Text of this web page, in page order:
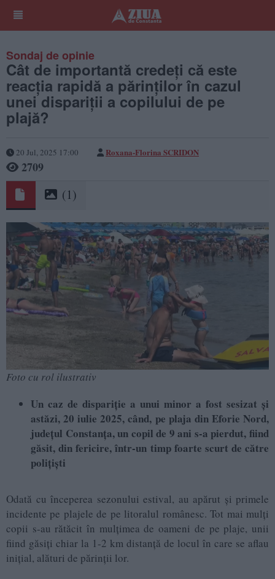
Sondaj de opinie
Cât de importantă credeți că este
reacția rapidă a părinților în cazul
unei dispariții a copilului de pe
plajă?
20 Jul, 2025 17:00 Roxana-Florina SCRIDON
2709
(1)
Foto cu rol ilustrativ
Un caz de dispariție a unui minor a fost sesizat și
astăzi, 20 iulie 2025, când, pe plaja din Eforie Nord,
județul Constanța, un copil de 9 ani s-a pierdut, fiind
găsit, din fericire, într-un timp foarte scurt de către
polițiști
Odată cu începerea sezonului estival, au apărut și primele
incidente pe plajele de pe litoralul românesc. Tot mai mulți
copii s-au rătăcit în mulțimea de oameni de pe plaje, unii
fiind găsiți chiar la 1-2 km distanță de locul în care se aflau
inițial, alături de părinții lor.